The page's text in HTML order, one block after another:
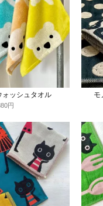
ッシュタオル
円
モ